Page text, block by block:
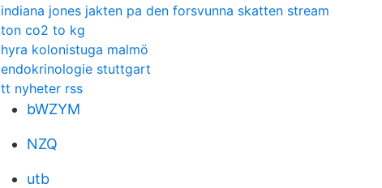
indiana jones jakten pa den forsvunna skatten stream
ton co2 to kg
hyra kolonistuga malmö
endokrinologie stuttgart
tt nyheter rss
bWZYM
NZQ
utb